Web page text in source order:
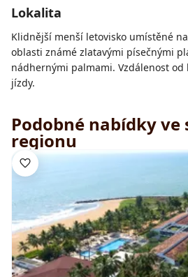
Lokalita
Klidnější menší letovisko umístěné
oblasti známé zlatavými písečnými
nádhernými palmami. Vzdálenost od
jízdy.
Podobné nabídky ve
regionu